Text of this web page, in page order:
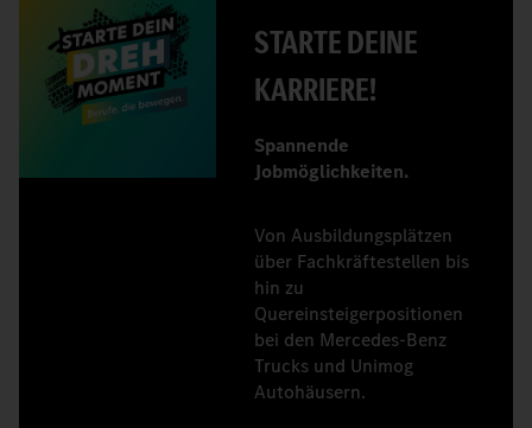
STARTE DEINE
KARRIERE!
Spannende
Jobmöglichkeiten.
Von Ausbildungsplätzen
über Fachkräftestellen bis
hin zu
Quereinsteigerpositionen
bei den Mercedes‑Benz
Trucks und Unimog
Autohäusern.